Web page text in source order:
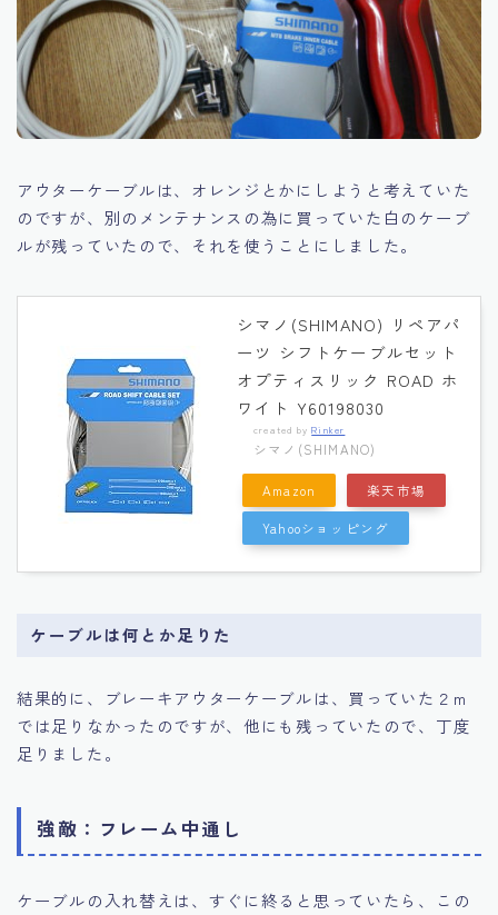
アウターケーブルは、オレンジとかにしようと考えていた
のですが、別のメンテナンスの為に買っていた白のケーブ
ルが残っていたので、それを使うことにしました。
シマノ(SHIMANO) リペアパ
ーツ シフトケーブルセット
オプティスリック ROAD ホ
ワイト Y60198030
created byRinker
シマノ(SHIMANO)
Amazon 楽天市場
Yahooショッピング
ケーブルは何とか足りた
結果的に、ブレーキアウターケーブルは、買っていた２m
では足りなかったのですが、他にも残っていたので、丁度
足りました。
強敵：フレーム中通し
ケーブルの入れ替えは、すぐに終ると思っていたら、この